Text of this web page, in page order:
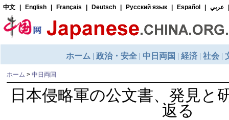
ホーム > 中日両国
日本侵略軍の公文書、発見と
返る